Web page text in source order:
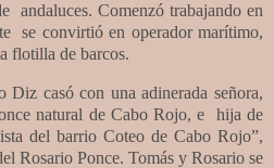
andaluces. Comenzó trabajando en
se convirtió en operador marítimo,
flotilla de barcos.
Diz casó con una adinerada señora,
natural de Cabo Rojo, e
hija de
del barrio Coteo de Cabo Rojo”,
Rosario Ponce. Tomás y Rosario se